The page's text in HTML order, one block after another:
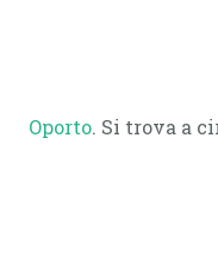
Oporto. Si trova a